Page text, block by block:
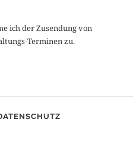
ich der Zusendung von
Terminen zu.